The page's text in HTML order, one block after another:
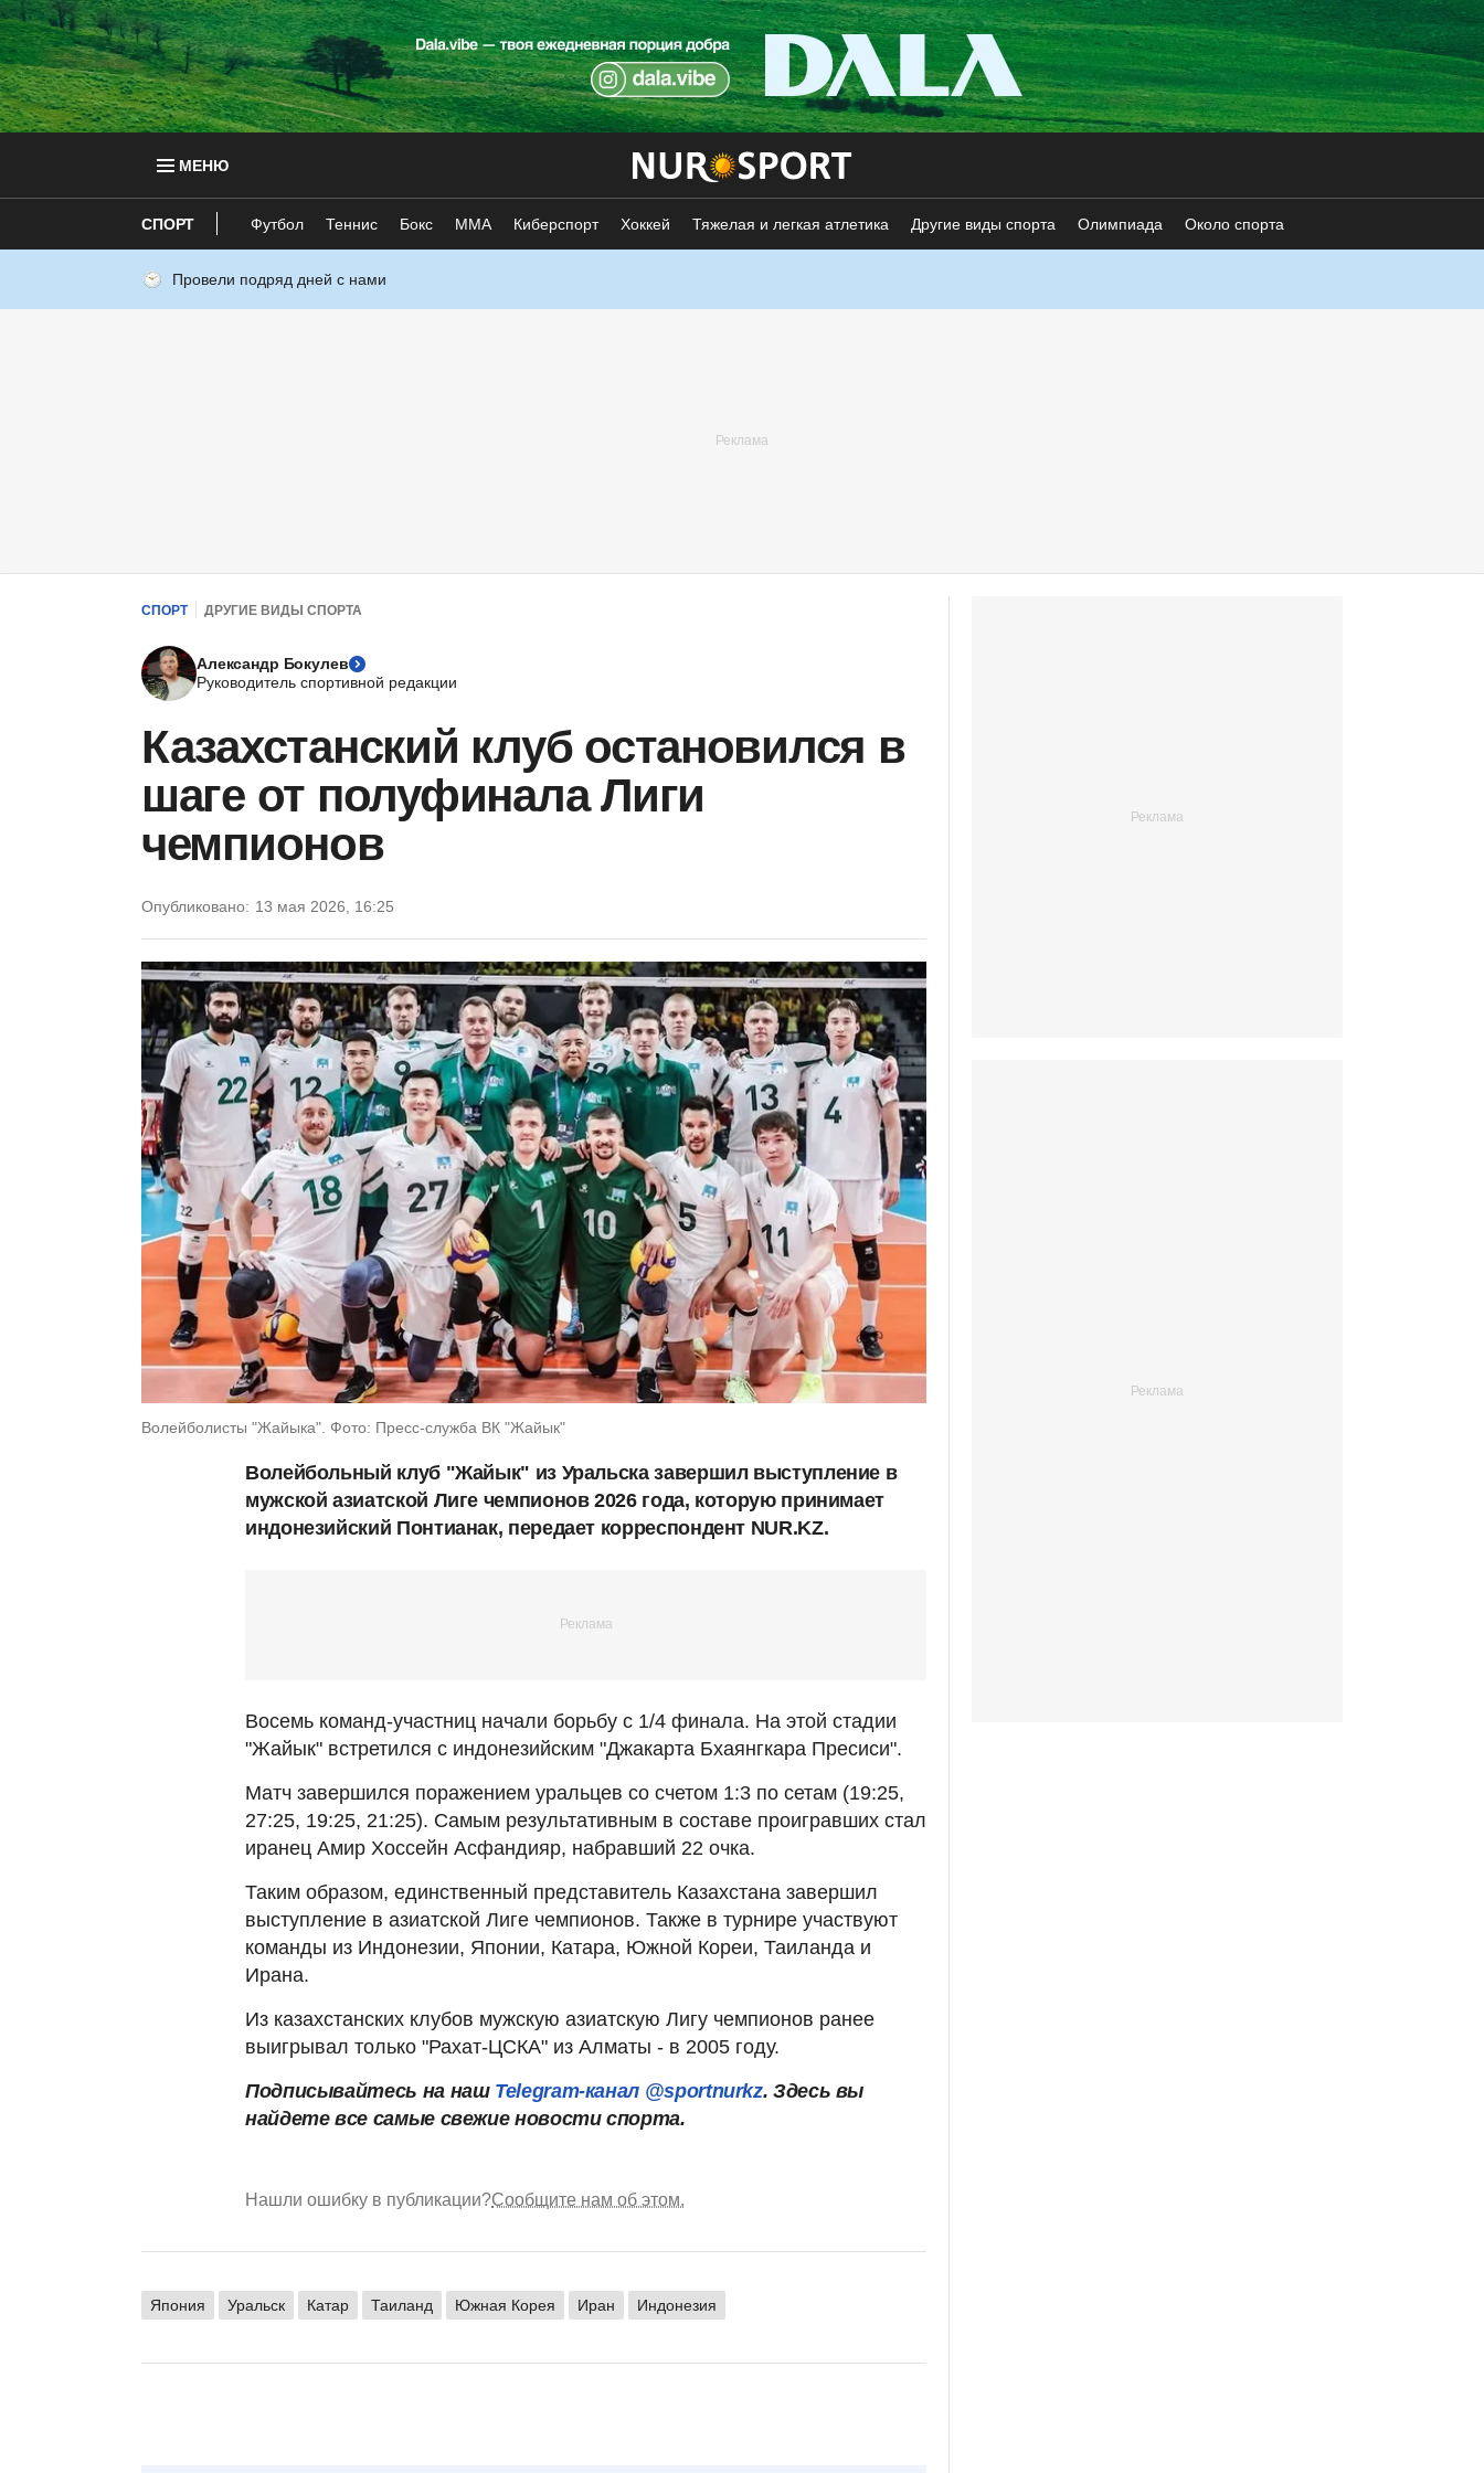
МЕНЮ
СПОРТ Футбол Теннис Бокс ММА Киберспорт Хоккей Тяжелая и легкая атлетика Другие виды спорта Олимпиада Около спорта
Провели подряд дней с нами
СПОРТ ДРУГИЕ ВИДЫ СПОРТА
Александр Бокулев
Руководитель спортивной редакции
Казахстанский клуб остановился в
шаге от полуфинала Лиги
чемпионов
Опубликовано: 13 мая 2026, 16:25
Волейболисты "Жайыка". Фото: Пресс-служба ВК "Жайык"
Волейбольный клуб "Жайык" из Уральска завершил выступление в
мужской азиатской Лиге чемпионов 2026 года, которую принимает
индонезийский Понтианак, передает корреспондент NUR.KZ.
Восемь команд-участниц начали борьбу с 1/4 финала. На этой стадии
"Жайык" встретился с индонезийским "Джакарта Бхаянгкара Пресиси".
Матч завершился поражением уральцев со счетом 1:3 по сетам (19:25,
27:25, 19:25, 21:25). Самым результативным в составе проигравших стал
иранец Амир Хоссейн Асфандияр, набравший 22 очка.
Таким образом, единственный представитель Казахстана завершил
выступление в азиатской Лиге чемпионов. Также в турнире участвуют
команды из Индонезии, Японии, Катара, Южной Кореи, Таиланда и
Ирана.
Из казахстанских клубов мужскую азиатскую Лигу чемпионов ранее
выигрывал только "Рахат-ЦСКА" из Алматы - в 2005 году.
Подписывайтесь на наш Telegram-канал @sportnurkz. Здесь вы
найдете все самые свежие новости спорта.
Нашли ошибку в публикации?Сообщите нам об этом.
Япония Уральск Катар Таиланд Южная Корея Иран Индонезия